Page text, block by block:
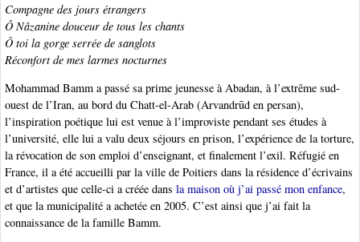
Compagne des jours étrangers
Ô Nâzanine douceur de tous les chants
Ô toi la gorge serrée de sanglots
Réconfort de mes larmes nocturnes
Mohammad Bamm a passé sa prime jeunesse à Abadan, à l’extrême sud-
ouest de l’Iran, au bord du Chatt-el-Arab (Arvandrūd en persan),
l’inspiration poétique lui est venue à l’improviste pendant ses études à
l’université, elle lui a valu deux séjours en prison, l’expérience de la torture,
la révocation de son emploi d’enseignant, et finalement l’exil. Réfugié en
France, il a été accueilli par la ville de Poitiers dans la résidence d’écrivains
et d’artistes que celle-ci a créée dans la maison où j’ai passé mon enfance,
et que la municipalité a achetée en 2005. C’est ainsi que j’ai fait la
connaissance de la famille Bamm.